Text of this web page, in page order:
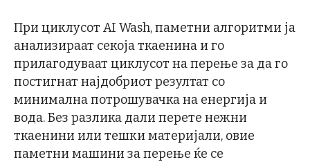
При циклусот AI Wash, паметни алгоритми ја
анализираат секоја ткаенина и го
прилагодуваат циклусот на перење за да го
постигнат најдобриот резултат со
минимална потрошувачка на енергија и
вода. Без разлика дали перете нежни
ткаенини или тешки материјали, овие
паметни машини за перење ќе се